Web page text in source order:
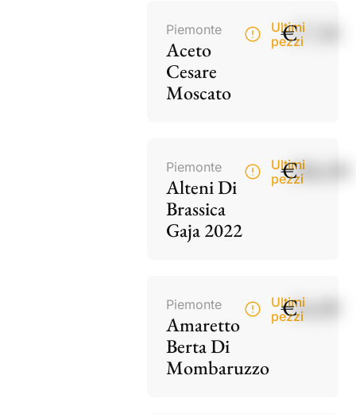
Piemonte
Aceto
Cesare
Moscato
Ultimi
pezzi
€17,50
Piemonte
Alteni Di
Brassica
Gaja 2022
Ultimi
pezzi
€186,00
Piemonte
Amaretto
Berta Di
Mombaruzzo
Ultimi
pezzi
€34,00